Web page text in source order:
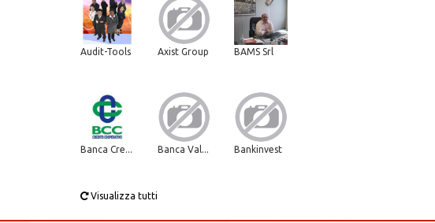
Audit-Tools Axist Group BAMS Srl
Banca Cre... Banca Val... Bankinvest
Visualizza tutti